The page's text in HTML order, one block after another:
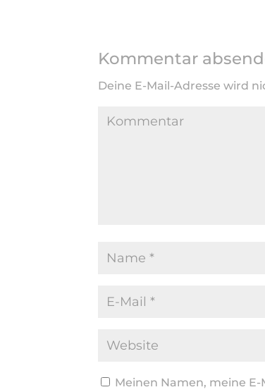
Kommentar
Deine E-Mail-Adresse wird
Meinen Namen, meine